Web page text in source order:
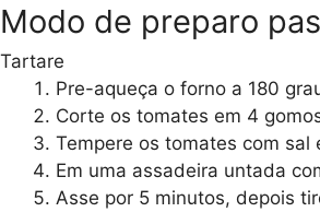
Modo de preparo
Tartare
Pre-aqueça o forno a 180
Corte os tomates em 4
Tempere os tomates com
Em uma assadeira untada
Asse por 5 minutos, depois